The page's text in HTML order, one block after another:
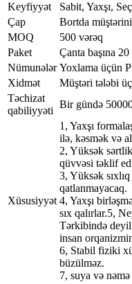
Keyfiyyət
Sabit, Yaxşı,
Çap
Bortda
MOQ
500 vərəq
Paket
Çanta başına
Nümunələr Yoxlama üçün
Xidmət
Müştəri tələbi
Təchizat
qabiliyyəti
Bir gündə
Xüsusiyyət
1, Yaxşı
ilə, kəsmək və
2, Yüksək
qüvvəsi təklif
3, Yüksək
qatlanmayacaq.
4, Yaxşı
sıx qalırlar.5,
Tərkibində deyil
insan
6, Stabil fiziki
büzülməz.
7, suya və nəmə